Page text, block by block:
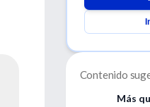
Contenido
Más